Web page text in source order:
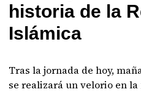
historia de la
Islámica
Tras la jornada de hoy,
se realizará un velorio en